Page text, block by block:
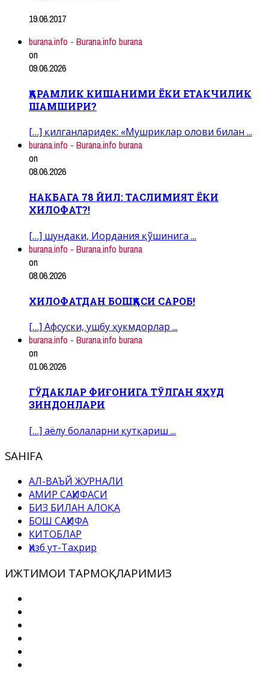
19.06.2017
burana.info - Burana.info burana
on
09.06.2026
ҚАРАМЛИК КИШАНИМИ ЁКИ ЕТАКЧИЛИК
ШАМШИРИ?
[…] қилганларидек: «Мушриклар олови билан ...
burana.info - Burana.info burana
on
08.06.2026
НАКБАГА 78 ЙИЛ: ТАСЛИМИЯТ ЁКИ
ХИЛОФАТ?!
[…] шундаки, Иордания қўшинига ...
burana.info - Burana.info burana
on
08.06.2026
ХИЛОФАТДАН БОШҚАСИ САРОБ!
[…] Афсуски, ушбу ҳукмдорлар ...
burana.info - Burana.info burana
on
01.06.2026
ГЎДАКЛАР ФИҒОНИГА ТЎЛГАН ЯҲУД
ЗИНДОНЛАРИ
[…] аёлу болаларни қутқариш ...
SAHIFA
АЛ-ВАЪЙ ЖУРНАЛИ
АМИР САҲИФАСИ
БИЗ БИЛАН АЛОҚА
БОШ САҲИФА
КИТОБЛАР
Ҳизб ут-Таҳрир
ИЖТИМОИ ТАРМОҚЛАРИМИЗ